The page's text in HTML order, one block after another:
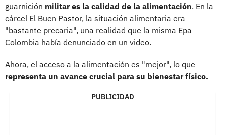
guarnición militar es la calidad de la alimentación. En la
cárcel El Buen Pastor, la situación alimentaria era
"bastante precaria", una realidad que la misma Epa
Colombia había denunciado en un video.
Ahora, el acceso a la alimentación es "mejor", lo que
representa un avance crucial para su bienestar físico.
PUBLICIDAD